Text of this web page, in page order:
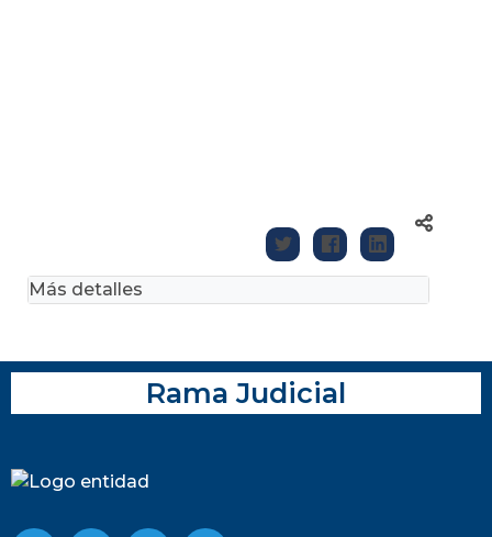
Más detalles
Rama Judicial